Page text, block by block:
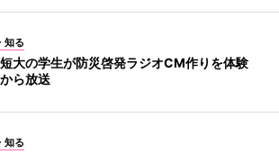
知る
大の学生が防災啓発ラジオCM作りを体験
ら放送
知る